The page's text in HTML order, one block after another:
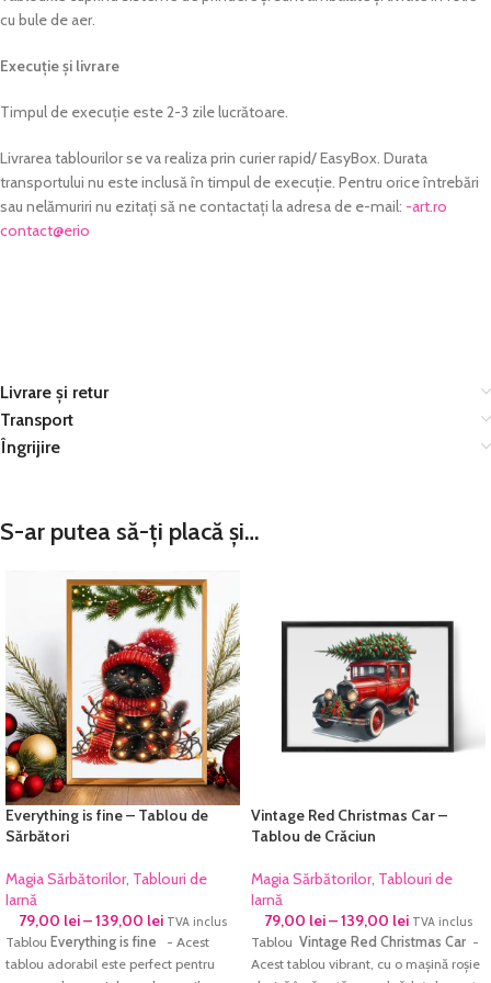
cu bule de aer.
Execuție și livrare
Timpul de execuție este 2-3 zile lucrătoare.
Livrarea tablourilor se va realiza prin curier rapid/ EasyBox. Durata
transportului nu este inclusă în timpul de execuție. Pentru orice întrebări
sau nelămuriri nu ezitați să ne contactați la adresa de e-mail: or.tra-
oire
@tcatnoc
Livrare și retur
Transport
Îngrijire
S-ar putea să-ți placă și…
Everything is fine – Tablou de
Sărbători
Magia Sărbătorilor, Tablouri de
Iarnă
79,00 lei–139,00 lei TVA inclus
Tablou Everything is fine
- Acest
tablou adorabil este perfect pentru
Vintage Red Christmas Car –
Tablou de Crăciun
Magia Sărbătorilor, Tablouri de
Iarnă
79,00 lei–139,00 lei TVA inclus
Tablou Vintage Red Christmas Car -
Acest tablou vibrant, cu o mașină roșie